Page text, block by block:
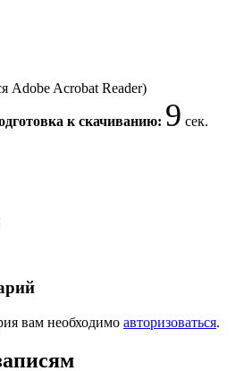
Adobe Acrobat Reader)
к скачиванию: 9 сек.
вам необходимо авторизоваться.